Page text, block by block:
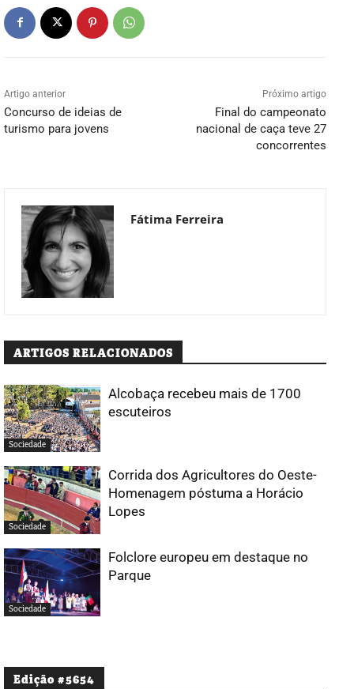
Artigo anterior
Concurso de ideias de
turismo para jovens
Próximo artigo
Final do campeonato
nacional de caça teve 27
concorrentes
Fátima Ferreira
ARTIGOS RELACIONADOS
Sociedade
Alcobaça recebeu mais de 1700
escuteiros
Sociedade
Corrida dos Agricultores do Oeste-
Homenagem póstuma a Horácio
Lopes
Sociedade
Folclore europeu em destaque no
Parque
Edição #5654